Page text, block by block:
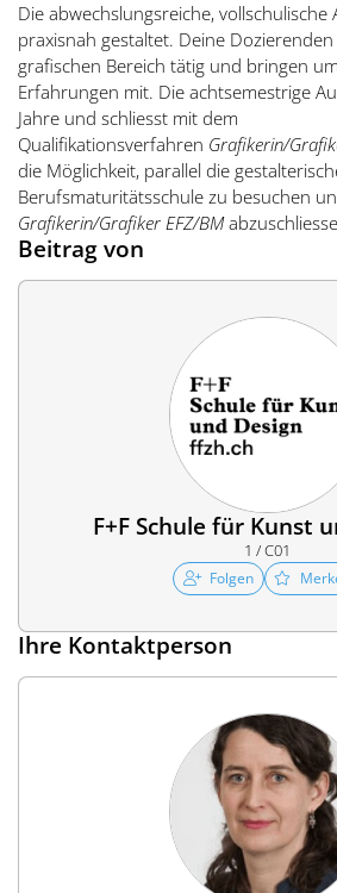
Die abwechslungsreiche, vollschulische
praxisnah gestaltet. Deine
grafischen Bereich tätig und bringen
Erfahrungen mit. Die achtsemestrige
Jahre und schliesst mit dem
Qualifikationsverfahren Grafikerin/
die Möglichkeit, parallel die
Berufsmaturitätsschule zu besuchen
Grafikerin/Grafiker EFZ/BM
Beitrag von
F+F Schule für Kunst
1 / C01
Folgen
Ihre Kontaktperson